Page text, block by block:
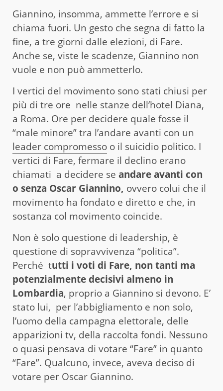
Giannino, insomma, ammette l’errore e si
chiama fuori. Un gesto che segna di fatto la
fine, a tre giorni dalle elezioni, di Fare.
Anche se, viste le scadenze, Giannino non
vuole e non può ammetterlo.
I vertici del movimento sono stati chiusi per
più di tre ore nelle stanze dell’hotel Diana,
a Roma. Ore per decidere quale fosse il
“male minore” tra l’andare avanti con un
leader compromesso o il suicidio politico. I
vertici di Fare, fermare il declino erano
chiamati a decidere se andare avanti con
o senza Oscar Giannino, ovvero colui che il
movimento ha fondato e diretto e che, in
sostanza col movimento coincide.
Non è solo questione di leadership, è
questione di sopravvivenza “politica”.
Perché tutti i voti di Fare, non tanti ma
potenzialmente decisivi almeno in
Lombardia, proprio a Giannino si devono. E’
stato lui, per l’abbigliamento e non solo,
l’uomo della campagna elettorale, delle
apparizioni tv, della raccolta fondi. Nessuno
o quasi pensava di votare “Fare” in quanto
“Fare”. Qualcuno, invece, aveva deciso di
votare per Oscar Giannino.